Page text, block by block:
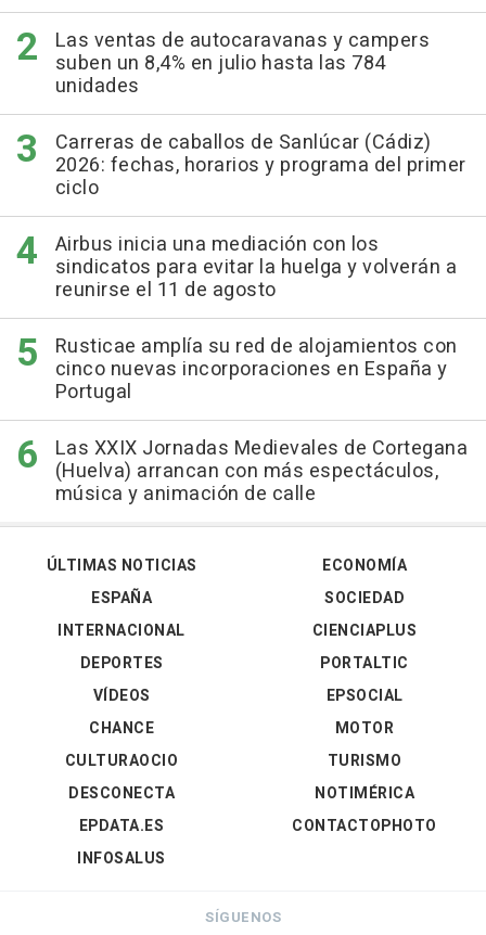
Las ventas de autocaravanas y campers
suben un 8,4% en julio hasta las 784
unidades
Carreras de caballos de Sanlúcar (Cádiz)
2026: fechas, horarios y programa del primer
ciclo
Airbus inicia una mediación con los
sindicatos para evitar la huelga y volverán a
reunirse el 11 de agosto
Rusticae amplía su red de alojamientos con
cinco nuevas incorporaciones en España y
Portugal
Las XXIX Jornadas Medievales de Cortegana
(Huelva) arrancan con más espectáculos,
música y animación de calle
ÚLTIMAS NOTICIAS
ESPAÑA
INTERNACIONAL
DEPORTES
VÍDEOS
ECONOMÍA
SOCIEDAD
CIENCIAPLUS
PORTALTIC
EPSOCIAL
CHANCE
CULTURAOCIO
DESCONECTA
EPDATA.ES
INFOSALUS
MOTOR
TURISMO
NOTIMÉRICA
CONTACTOPHOTO
SÍGUENOS